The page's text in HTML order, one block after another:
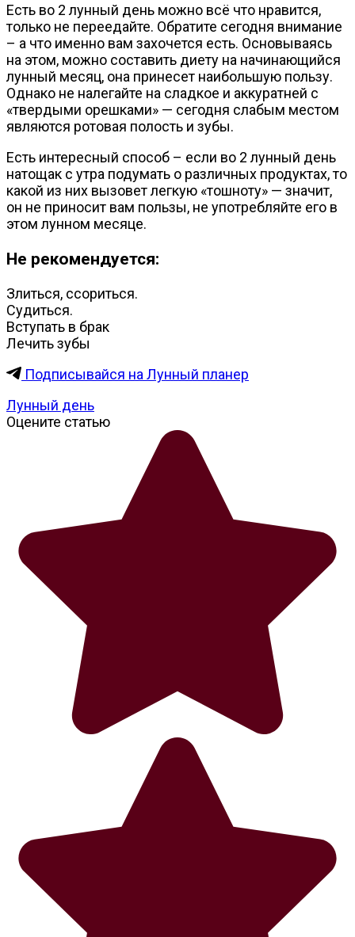
Есть во 2 лунный день можно всё что нравится,
только не переедайте. Обратите сегодня внимание
– а что именно вам захочется есть. Основываясь
на этом, можно составить диету на начинающийся
лунный месяц, она принесет наибольшую пользу.
Однако не налегайте на сладкое и аккуратней с
«твердыми орешками» — сегодня слабым местом
являются ротовая полость и зубы.
Есть интересный способ – если во 2 лунный день
натощак с утра подумать о различных продуктах, то
какой из них вызовет легкую «тошноту» — значит,
он не приносит вам пользы, не употребляйте его в
этом лунном месяце.
Не рекомендуется:
Злиться, ссориться.
Судиться.
Вступать в брак
Лечить зубы
Подписывайся на Лунный планер
Лунный день
Оцените статью